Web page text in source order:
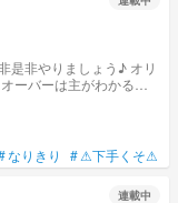
非やりましょう♪ オリ
ーバーは主がわかる範
... 解釈不一致でも許し
なりきり #⚠下手くそ⚠
連載中